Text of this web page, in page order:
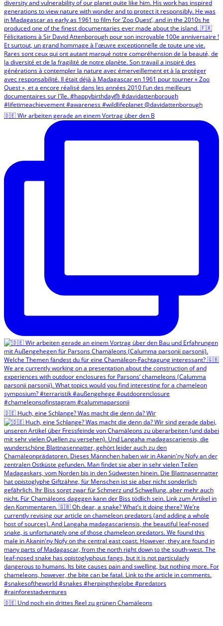
🇩🇪 Wir arbeiten gerade an einem Vortrag über den B
🇩🇪 Huch, eine Schlange? Was macht die denn da? Wir
🇩🇪 Und noch ein drittes Reel zu grünen Chamäleons